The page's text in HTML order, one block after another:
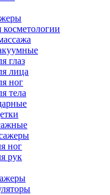
глаз
лица
ног
тела
ног
рук